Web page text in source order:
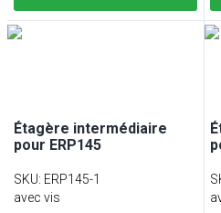
Étagère intermédiaire
pour ERP145
SKU: ERP145-1
avec vis